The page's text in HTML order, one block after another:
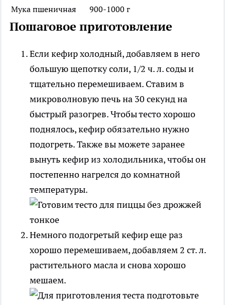
Мука пшеничная
900-1000 г
Пошаговое приготовление
Если кефир холодный, добавляем в него
большую щепотку соли, 1/2 ч. л. соды и
тщательно перемешиваем. Ставим в
микроволновую печь на 30 секунд на
быстрый разогрев. Чтобы тесто хорошо
поднялось, кефир обязательно нужно
подогреть. Также вы можете заранее
вынуть кефир из холодильника, чтобы он
постепенно нагрелся до комнатной
температуры.
Немного подогретый кефир еще раз
хорошо перемешиваем, добавляем 2 ст. л.
растительного масла и снова хорошо
мешаем.